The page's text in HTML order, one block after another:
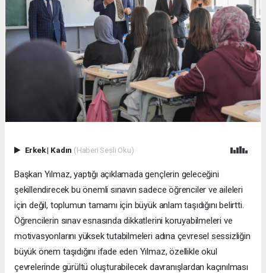
Erkek| Kadın (Haberi Sesli Oku)
Başkan Yılmaz, yaptığı açıklamada gençlerin geleceğini
şekillendirecek bu önemli sınavın sadece öğrenciler ve aileleri
için değil, toplumun tamamı için büyük anlam taşıdığını belirtti.
Öğrencilerin sınav esnasında dikkatlerini koruyabilmeleri ve
motivasyonlarını yüksek tutabilmeleri adına çevresel sessizliğin
büyük önem taşıdığını ifade eden Yılmaz, özellikle okul
çevrelerinde gürültü oluşturabilecek davranışlardan kaçınılması